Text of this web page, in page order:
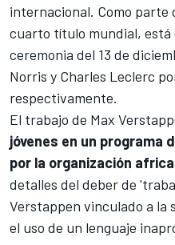
internacional. Como parte
cuarto título mundial, está
ceremonia del 13 de
Norris y Charles Leclerc
respectivamente.
El trabajo de Max
jóvenes en un programa
por la organización
detalles del deber de
Verstappen vinculado a la
el uso de un lenguaje